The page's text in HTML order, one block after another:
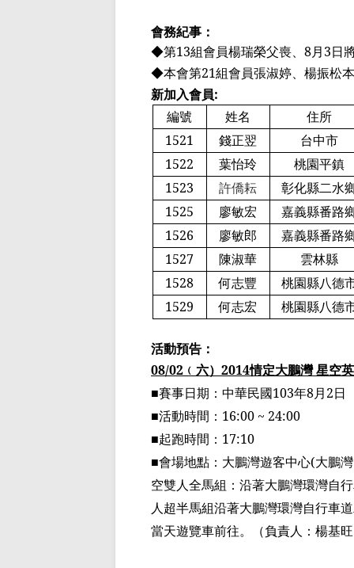
會務紀事：
◆第13組會員楊瑞榮父喪、 8月3日
◆本會第21組會員張淑婷、楊振松
新加入會員:
編號
姓名
住所
1521
錢正翌
台中市
1522
葉怡玲
桃園平鎮
1523
許僑耘
彰化縣二水
1525
廖敏宏
嘉義縣番路
1526
廖敏郎
嘉義縣番路
1527
陳淑華
雲林縣
1528
何志豐
桃園縣八德
1529
何志宏 桃園縣八德
活動預告：
08/02 ﹙ 六） 2014情定大鵬灣星空
■賽事日期：中華民國103年8月2日
■活動時間： 16:00 ~ 24:00
■起跑時間： 17:10
■會場地點：大鵬灣遊客中心(大鵬
空雙人全馬組：沿著大鵬灣環灣自行
人超半馬組沿著大鵬灣環灣自行車
當天遊覽車前往。
（負責人：楊基旺